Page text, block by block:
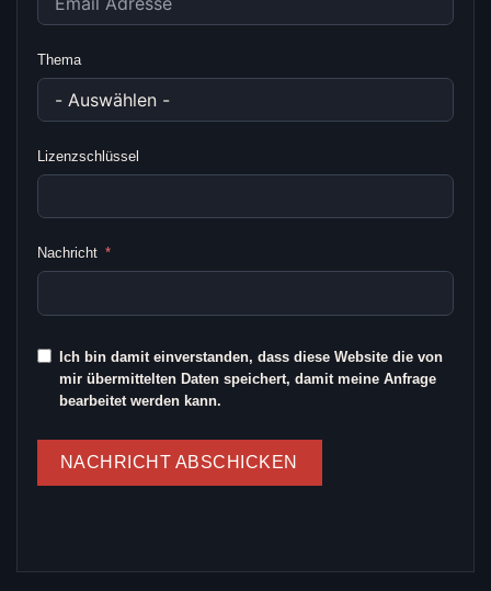
Thema
Lizenzschlüssel
Nachricht
Ich bin damit einverstanden, dass diese Website die von
mir übermittelten Daten speichert, damit meine Anfrage
bearbeitet werden kann.
NACHRICHT ABSCHICKEN